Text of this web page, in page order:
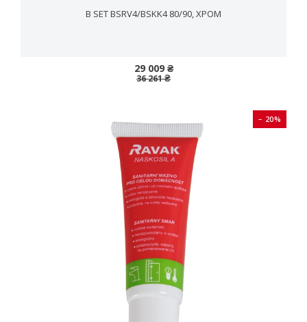
B SET BSRV4/BSKK4 80/90, ХРОМ
29 009 ₴
36 261 ₴
− 20%